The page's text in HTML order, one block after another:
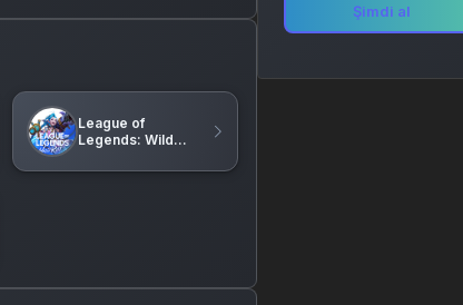
League of
Legends: Wild
Şimdi al